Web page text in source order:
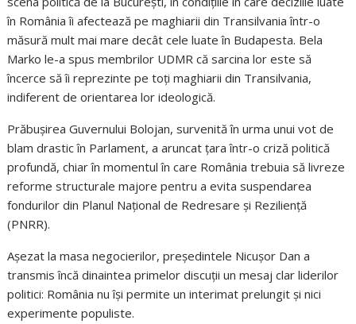
în România îi afectează pe maghiarii din Transilvania într-o
măsură mult mai mare decât cele luate în Budapesta. Bela
Marko le-a spus membrilor UDMR că sarcina lor este să
încerce să îi reprezinte pe toți maghiarii din Transilvania,
indiferent de orientarea lor ideologică.
Prăbușirea Guvernului Bolojan, survenită în urma unui vot de
blam drastic în Parlament, a aruncat țara într-o criză politică
profundă, chiar în momentul în care România trebuia să livreze
reforme structurale majore pentru a evita suspendarea
fondurilor din Planul Național de Redresare și Reziliență
(PNRR).
Așezat la masa negocierilor, președintele Nicușor Dan a
transmis încă dinaintea primelor discuții un mesaj clar liderilor
politici: România nu își permite un interimat prelungit și nici
experimente populiste.